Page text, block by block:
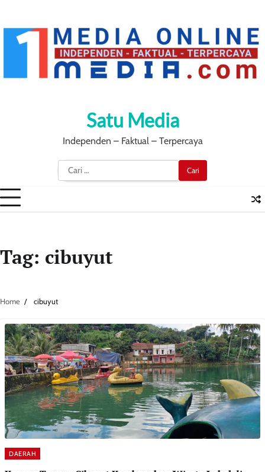
content
Satu Media
Independen – Faktual – Terpercaya
Cari
untuk:
Tag: cibuyut
Home cibuyut
DAERAH